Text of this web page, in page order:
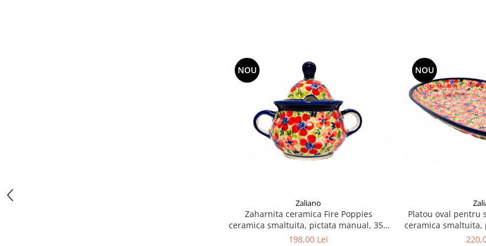
NOU
Zaliano
Zaharnita ceramica Fire Poppies
ceramica smaltuita, pictata manual, 350
ml
198,00 Lei
NOU
Platou oval pentru
ceramica smaltuita,